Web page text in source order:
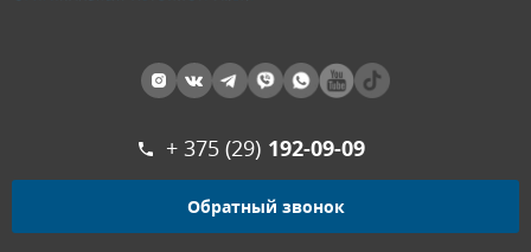
+ 375 (29) 192-09-09
Обратный звонок